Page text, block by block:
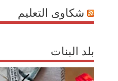
شكاوى التعليم
بلد البنات